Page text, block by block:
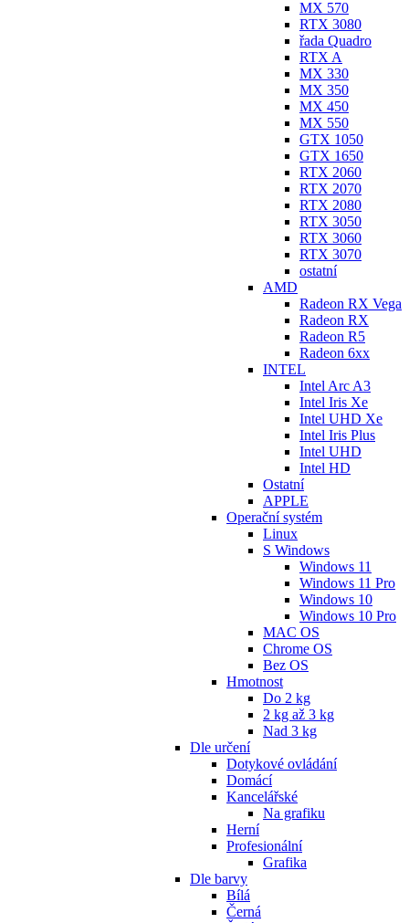
MX 570
RTX 3080
řada Quadro
RTX A
MX 330
MX 350
MX 450
MX 550
GTX 1050
GTX 1650
RTX 2060
RTX 2070
RTX 2080
RTX 3050
RTX 3060
RTX 3070
ostatní
AMD
Radeon RX Vega
Radeon RX
Radeon R5
Radeon 6xx
INTEL
Intel Arc A3
Intel Iris Xe
Intel UHD Xe
Intel Iris Plus
Intel UHD
Intel HD
Ostatní
APPLE
Operační systém
Linux
S Windows
Windows 11
Windows 11 Pro
Windows 10
Windows 10 Pro
MAC OS
Chrome OS
Bez OS
Hmotnost
Do 2 kg
2 kg až 3 kg
Nad 3 kg
Dle určení
Dotykové ovládání
Domácí
Kancelářské
Na grafiku
Herní
Profesionální
Grafika
Dle barvy
Bílá
Černá